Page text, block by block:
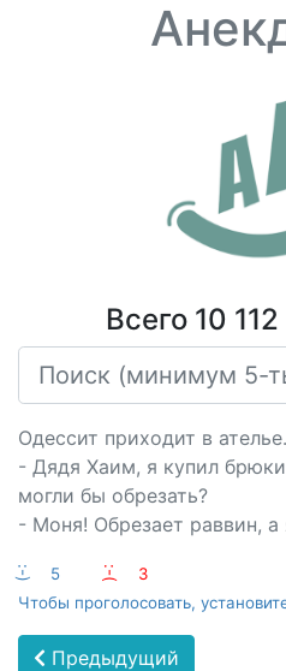
Всего 10
Одессит приходит в ателье.
- Дядя Хаим, я купил
могли бы обрезать?
- Моня! Обрезает раввин, а
:-) 5 :-(
3
Чтобы проголосовать,
Предыдущий